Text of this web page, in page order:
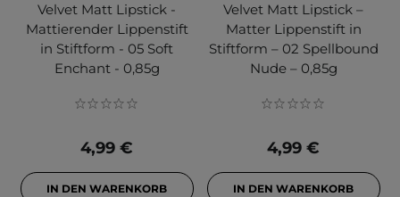
Velvet Matt Lipstick -
Mattierender Lippenstift
in Stiftform - 05 Soft
Enchant - 0,85g
4,99 €
IN DEN WARENKORB
Velvet Matt Lipstick –
Matter Lippenstift in
Stiftform – 02 Spellbound
Nude – 0,85g
4,99 €
IN DEN WARENKORB